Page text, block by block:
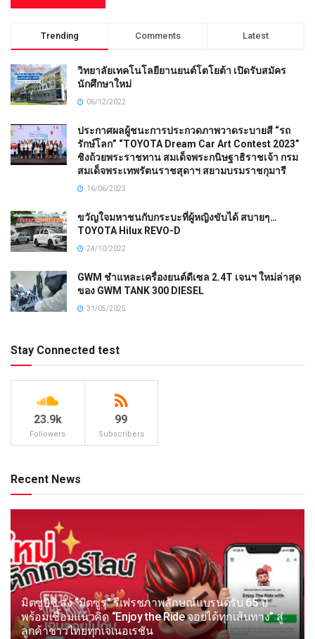
Trending Comments Latest
วิทยาลัยเทคโนโลยียานยนต์โตโยต้า เปิดรับสมัคร
นักศึกษาใหม่
06/12/2022
ประกาศผลผู้ชนะการประกวดภาพวาดระบายสี “รถ
รักษ์โลก” “TOYOTA Dream Car Art Contest 2023”
ชิงถ้วยพระราชทาน สมเด็จพระกนิษฐาธิราชเจ้า กรม
สมเด็จพระเทพรัตนราชสุดาฯ สยามบรมราชกุมารี
16/06/2023
ขวัญใจมหาชนกับกระบะที่ผู้หญิงขับได้ สบายๆ…
TOYOTA Hilux REVO-D
24/10/2022
GWM ชำแหละเครื่องยนต์ดีเซล 2.4T เจนฯ ใหม่ล่าสุด
ของ GWM TANK 300 DIESEL
31/05/2025
Stay Connected test
23.9k
Followers
99
Subscribers
Recent News
มิตซูบิชิ ส่ง “มิตซูรุ” รีเฟรชภาพลักษณ์แบรนด์รับ 65 ปี
พร้อมเชื่อมแนวคิด “Enjoy the Ride จอยได้ทุกเส้นทาง” สู่
ลูกค้าชาวไทยทุกเจเนอเรชัน